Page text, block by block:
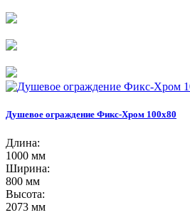
Душевое ограждение Фикс-Хром 100х80
Длина:
1000 мм
Ширина:
800 мм
Высота:
2073 мм